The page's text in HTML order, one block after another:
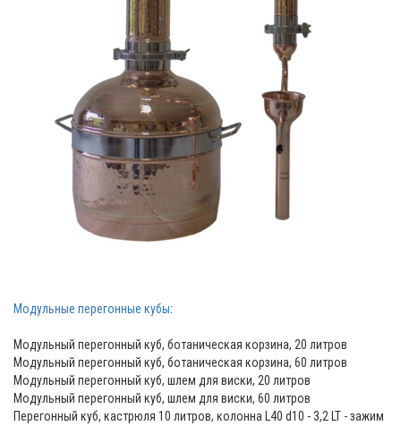
Модульные перегонные кубы:
Модульный перегонный куб, ботаническая корзина, 20 литров
Модульный перегонный куб, ботаническая корзина, 60 литров
Модульный перегонный куб, шлем для виски, 20 литров
Модульный перегонный куб, шлем для виски, 60 литров
Перегонный куб, кастрюля 10 литров, колонна L40 d10 - 3,2 LT - зажим